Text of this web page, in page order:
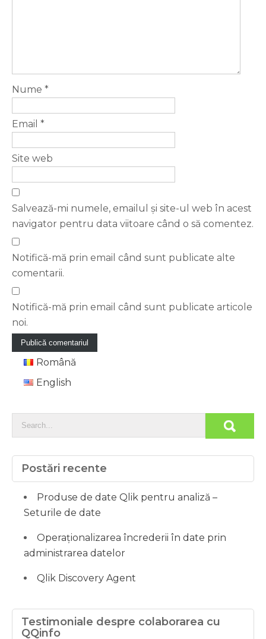
Nume *
Email *
Site web
Salvează-mi numele, emailul și site-ul web în acest
navigator pentru data viitoare când o să comentez.
Notifică-mă prin email când sunt publicate alte
comentarii.
Notifică-mă prin email când sunt publicate articole
noi.
Română
English
Postări recente
Produse de date Qlik pentru analiză –
Seturile de date
Operaționalizarea încrederii în date prin
administrarea datelor
Qlik Discovery Agent
Testimoniale despre colaborarea cu
QQinfo